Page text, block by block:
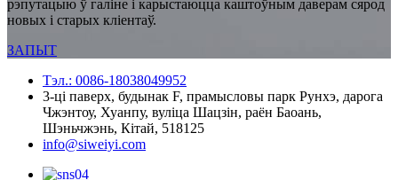
рэпутацыю ў галіне і карыстаюцца каштоўным даверам сярод
новых і старых кліентаў.
ЗАПЫТ
Тэл.: 0086-18038049952
3-ці паверх, будынак F, прамысловы парк Рунхэ, дарога
Чжэнтоу, Хуанпу, вуліца Шацзін, раён Баоань,
Шэньчжэнь, Кітай, 518125
info@siweiyi.com